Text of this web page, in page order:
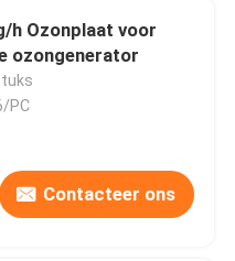
h Ozonplaat voor
ozongenerator
PC
Contacteer ons